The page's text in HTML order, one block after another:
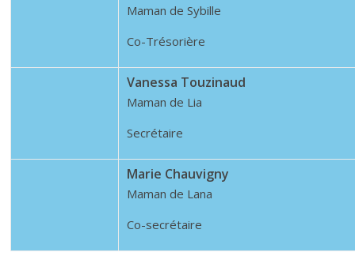
Maman de Sybille
Co-Trésorière
Vanessa Touzinaud
Maman de Lia
Secrétaire
Marie Chauvigny
Maman de Lana
Co-secrétaire